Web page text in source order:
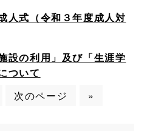
人式（令和３年度成人対
設の利用」及び「生涯学
ついて
次のページ »